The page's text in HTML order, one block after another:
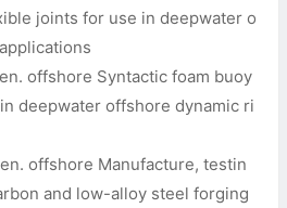
joints for use in deepwater o
offshore Syntactic foam buoy
deepwater offshore dynamic ri
offshore Manufacture, testin
and low-alloy steel forging